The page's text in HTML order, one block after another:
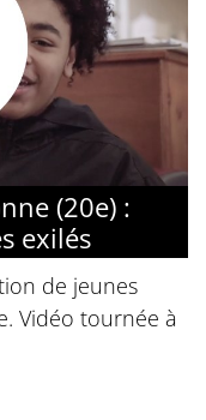
(20e) :
exilés
de jeunes
Vidéo tournée à